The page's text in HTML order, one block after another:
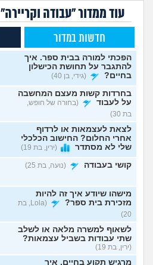
עוד ממדור "עבודה וקריירה"
חדשות במדור
הפכתי למורה בבית ספר. איך
להתגבר על תחושת הכישלון
בחיים?
(גידי, בן 40)
בחרדות קשות מעצם המחשבה
על לעבוד
(בחורה של חופש,
בת 30)
לצאת לעצמאות או לרדוף
אחרי החלום? החישוב הכלכלי
שלי לא מסתדר
(ירין, בת 19)
קושי בעבודה (נועה, בת 25)
מישהו שיודע איך זה להיות
מזכירת בית ספר?
(Lola, בת
20)
לשאוף למשרה מלאה או לשלב
שתי עבודות בשביל עצמאות?
(ירין, בת 19)
מרגיש תקוע בחיים, איך